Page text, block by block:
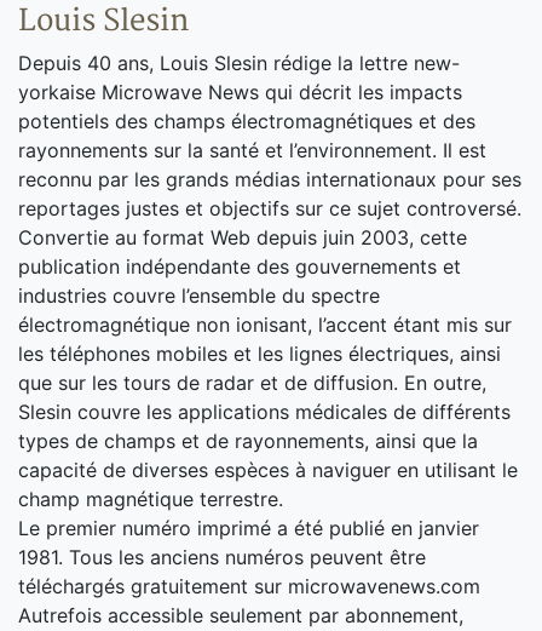
Louis Slesin
Depuis 40 ans, Louis Slesin rédige la lettre new-
yorkaise Microwave News qui décrit les impacts
potentiels des champs électromagnétiques et des
rayonnements sur la santé et l’environnement. Il est
reconnu par les grands médias internationaux pour ses
reportages justes et objectifs sur ce sujet controversé.
Convertie au format Web depuis juin 2003, cette
publication indépendante des gouvernements et
industries couvre l’ensemble du spectre
électromagnétique non ionisant, l’accent étant mis sur
les téléphones mobiles et les lignes électriques, ainsi
que sur les tours de radar et de diffusion. En outre,
Slesin couvre les applications médicales de différents
types de champs et de rayonnements, ainsi que la
capacité de diverses espèces à naviguer en utilisant le
champ magnétique terrestre.
Le premier numéro imprimé a été publié en janvier
1981. Tous les anciens numéros peuvent être
téléchargés gratuitement sur microwavenews.com
Autrefois accessible seulement par abonnement,